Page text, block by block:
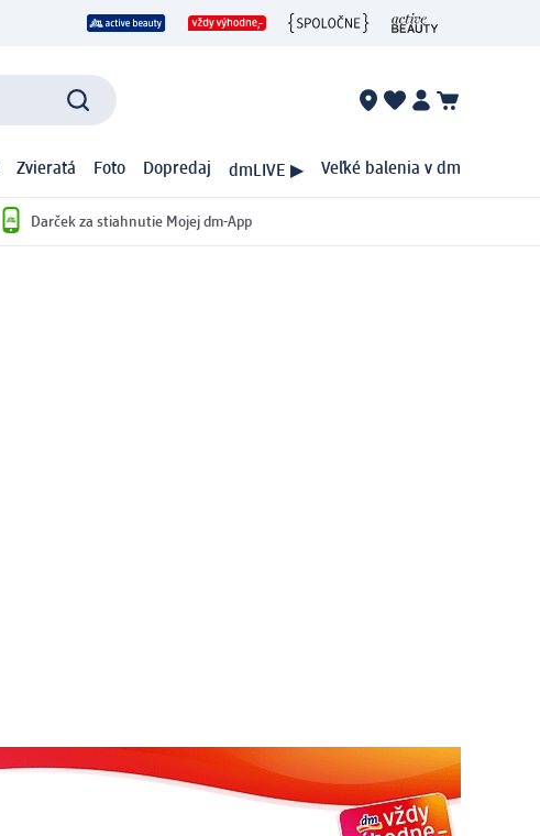
Zvieratá Foto Dopredaj dmLIVE ▶ Veľké balenia v dm
Darček za stiahnutie Mojej dm-App